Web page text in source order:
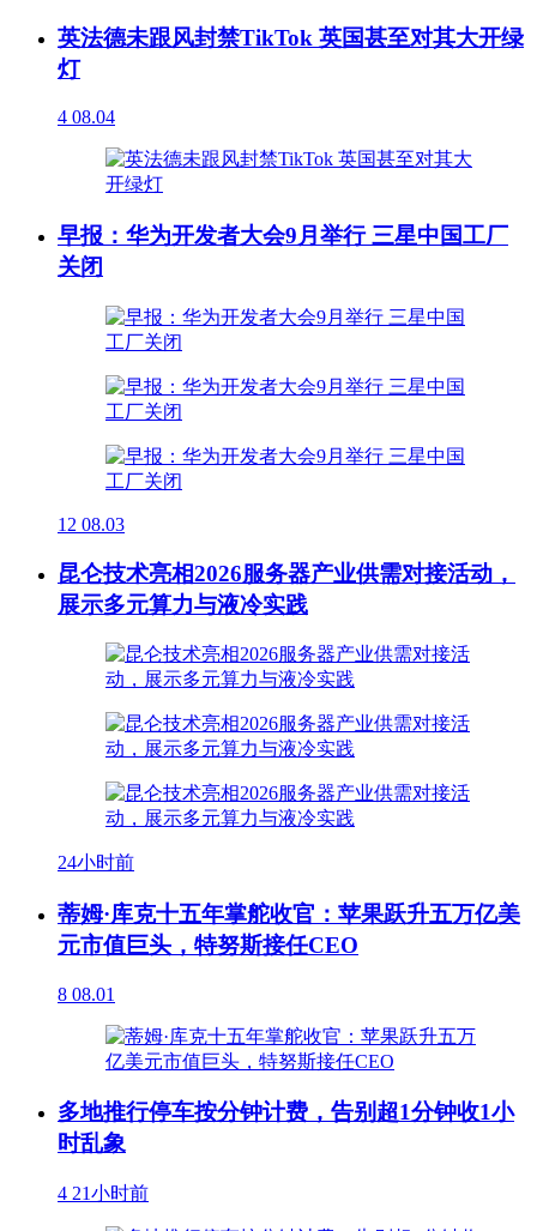
英法德未跟风封禁TikTok 英国甚至对其大开绿
灯
4 08.04
早报：华为开发者大会9月举行 三星中国工厂
关闭
12 08.03
昆仑技术亮相2026服务器产业供需对接活动，
展示多元算力与液冷实践
24小时前
蒂姆·库克十五年掌舵收官：苹果跃升五万亿美
元市值巨头，特努斯接任CEO
8 08.01
多地推行停车按分钟计费，告别超1分钟收1小
时乱象
4 21小时前